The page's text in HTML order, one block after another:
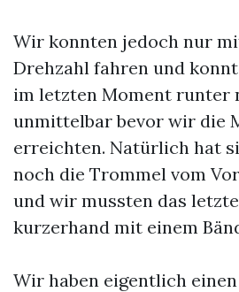
Wir konnten jedoch nur
Drehzahl fahren und
im letzten Moment runter
unmittelbar bevor wir die
erreichten. Natürlich hat
noch die Trommel vom
und wir mussten das
kurzerhand mit einem
Wir haben eigentlich